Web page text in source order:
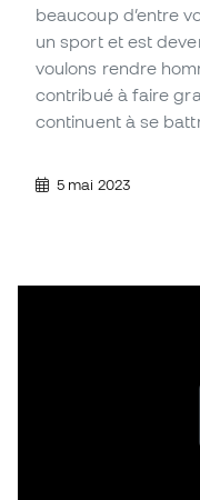
beaucoup d’entre
un sport et est
voulons rendre
contribué à faire
continuent à se
5 mai 2023